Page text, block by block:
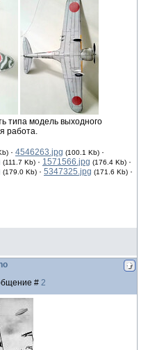
типа модель выходного
работа.
· 4546263.jpg (100.1 Kb) ·
(111.7 Kb) · 1571566.jpg (176.4 Kb) ·
(179.0 Kb) · 5347325.jpg (171.6 Kb) ·
# 2